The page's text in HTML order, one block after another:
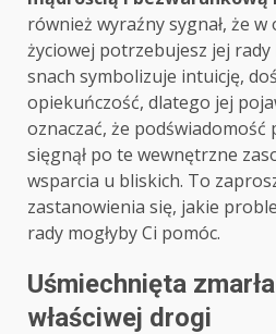
również wyraźny sygnał, że w
życiowej potrzebujesz jej rady
snach symbolizuje intuicję,
opiekuńczość, dlatego jej
oznaczać, że podświadomość
sięgnął po te wewnętrzne
wsparcia u bliskich. To
zastanowienia się, jakie
rady mogłyby Ci pomóc.
Uśmiechnięta
właściwej drogi